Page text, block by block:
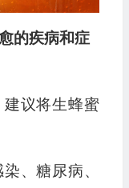
的疾病和症
议将生蜂蜜
、糖尿病、